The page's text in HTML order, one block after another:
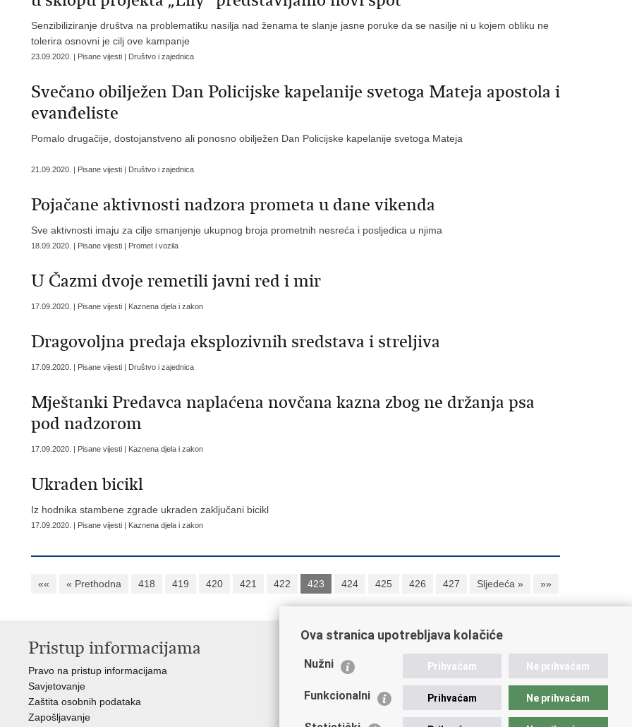
Senzibiliziranje društva na problematiku nasilja nad ženama te slanje jasne poruke da se nasilje ni u kojem obliku ne
tolerira osnovni je cilj ove kampanje
23.09.2020. | Pisane vijesti | Društvo i zajednica
Svečano obilježen Dan Policijske kapelanije svetoga Mateja apostola i
evanđeliste
Pomalo drugačije, dostojanstveno ali ponosno obilježen Dan Policijske kapelanije svetoga Mateja
21.09.2020. | Pisane vijesti | Društvo i zajednica
Pojačane aktivnosti nadzora prometa u dane vikenda
Sve aktivnosti imaju za cilje smanjenje ukupnog broja prometnih nesreća i posljedica u njima
18.09.2020. | Pisane vijesti | Promet i vozila
U Čazmi dvoje remetili javni red i mir
17.09.2020. | Pisane vijesti | Kaznena djela i zakon
Dragovoljna predaja eksplozivnih sredstava i streljiva
17.09.2020. | Pisane vijesti | Društvo i zajednica
Mještanki Predavca naplaćena novčana kazna zbog ne držanja psa
pod nadzorom
17.09.2020. | Pisane vijesti | Kaznena djela i zakon
Ukraden bicikl
Iz hodnika stambene zgrade ukraden zaključani bicikl
17.09.2020. | Pisane vijesti | Kaznena djela i zakon
«« « Prethodna 418 419 420 421 422 423 424 425 426 427 Sljedeća » »»
Pristup informacijama
Pravo na pristup informacijama
Savjetovanje
Zaštita osobnih podataka
Zapošljavanje
Važne poveznice
Ministarstvo unutarnjih poslova
Udruge
Ova stranica upotrebljava kolačiće
Nužni Prihvaćam Ne prihvaćam
Funkcionalni Prihvaćam Ne prihvaćam